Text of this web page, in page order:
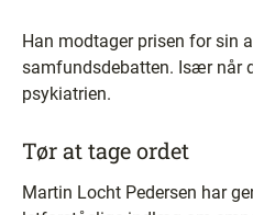
Han modtager prisen for sin
samfundsdebatten. Især når
psykiatrien.
Tør at tage ordet
Martin Locht Pedersen har